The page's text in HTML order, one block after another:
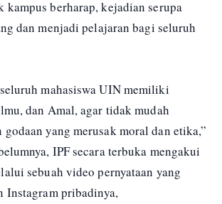
kampus berharap, kejadian serupa
dan menjadi pelajaran bagi seluruh
mahasiswa UIN memiliki
dan Amal, agar tidak mudah
yang merusak moral dan etika,”
IPF secara terbuka mengakui
sebuah video pernyataan yang
Instagram pribadinya,